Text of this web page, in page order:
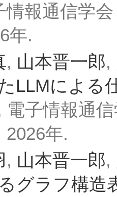
情報通信学
年.
, 山本晋一郎,
LLMによる
電子情報通
2026年.
, 山本晋一郎,
グラフ構造